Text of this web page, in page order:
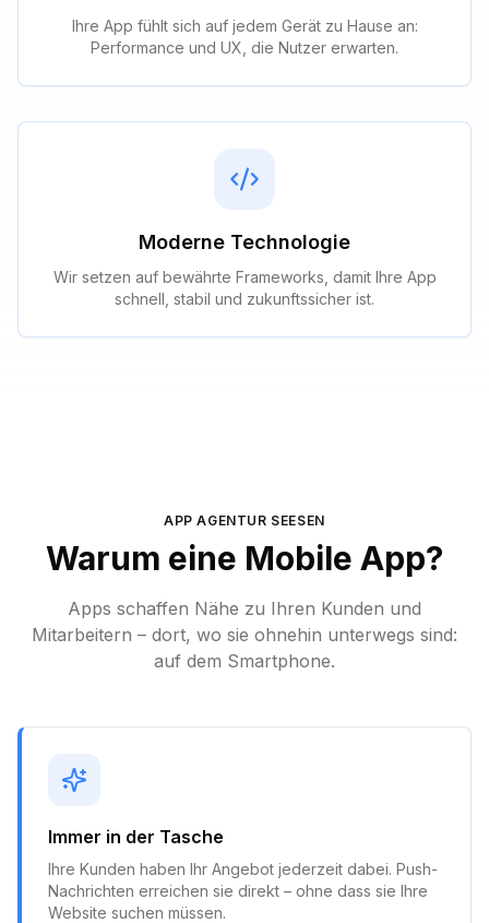
Ihre App fühlt sich auf jedem Gerät zu Hause an:
Performance und UX, die Nutzer erwarten.
Moderne Technologie
Wir setzen auf bewährte Frameworks, damit Ihre App
schnell, stabil und zukunftssicher ist.
APP AGENTUR SEESEN
Warum eine Mobile App?
Apps schaffen Nähe zu Ihren Kunden und
Mitarbeitern – dort, wo sie ohnehin unterwegs sind:
auf dem Smartphone.
Immer in der Tasche
Ihre Kunden haben Ihr Angebot jederzeit dabei. Push-
Nachrichten erreichen sie direkt – ohne dass sie Ihre
Website suchen müssen.